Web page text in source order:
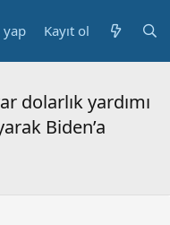
yap Kayıt ol
dolarlık yardımı
Biden’a